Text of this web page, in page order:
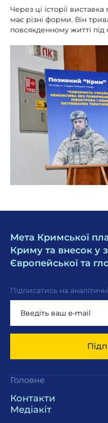
Через ці історії
має різні форми. Він
повсякденному житті під
Мета Кримської
Криму та внесок у
Європейської та
Підписатись на
Головне
Контакти
Медіакіт